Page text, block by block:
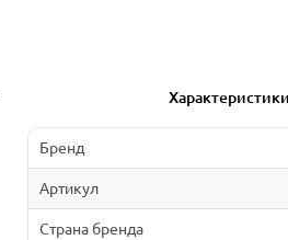
Характеристики
Бренд
Артикул
Страна бренда